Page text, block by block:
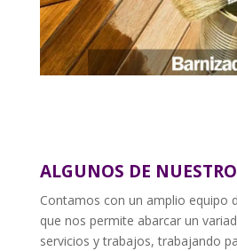
ALGUNOS DE
Contamos con un amplio equipo
que nos permite abarcar un
servicios y trabajos, trabajando